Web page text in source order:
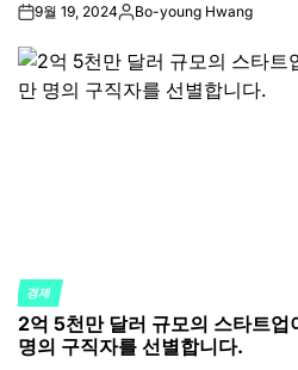
on9월 19, 2024Posted
Bo-young Hwang
POSTED
IN
경제
2억 5천만 달러 규모의 스타트
명의 구직자를 선별합니다.